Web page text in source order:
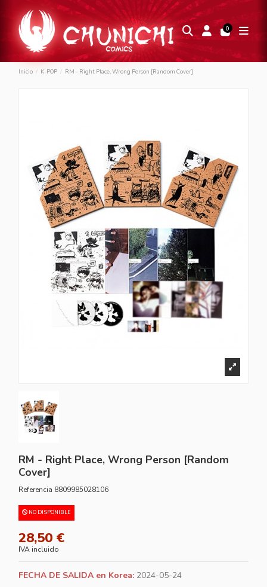
0
Inicio K-POP RM - Right Place, Wrong Person [Random Cover]
RM - Right Place, Wrong Person [Random
Cover]
Referencia 8809985028106
NO DISPONIBLE
28,50 €
IVA incluido
FECHA DE SALIDA en Korea: 2024-05-24